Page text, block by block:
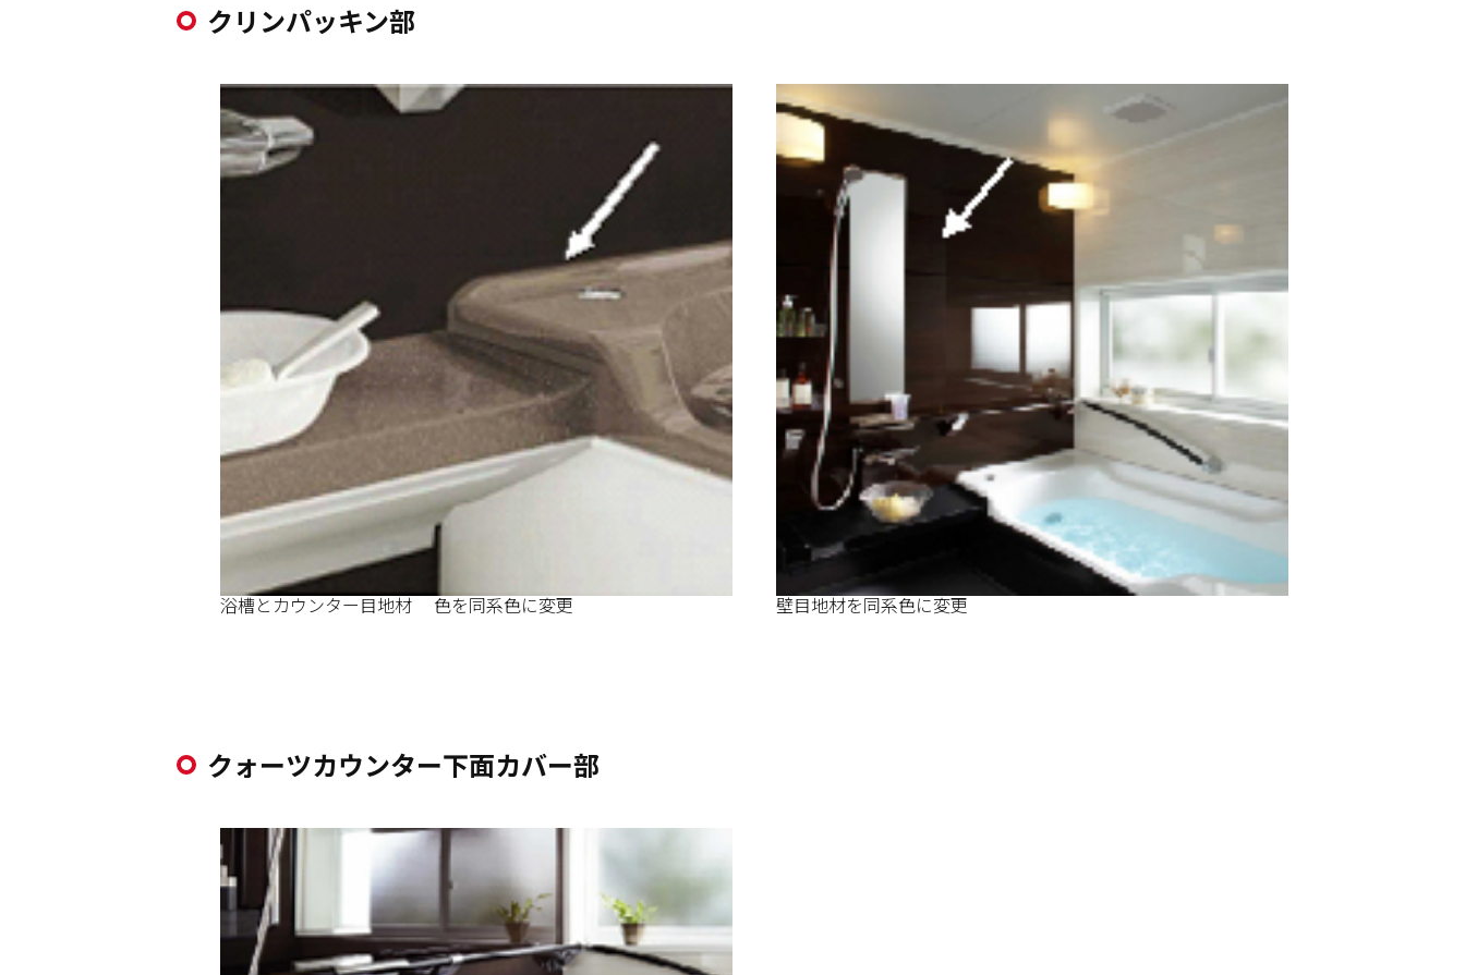
クリンパッキン部
浴槽とカウンター目地材 色を同系色に変更 壁目地材を同系色に変更
クォーツカウンター下面カバー部